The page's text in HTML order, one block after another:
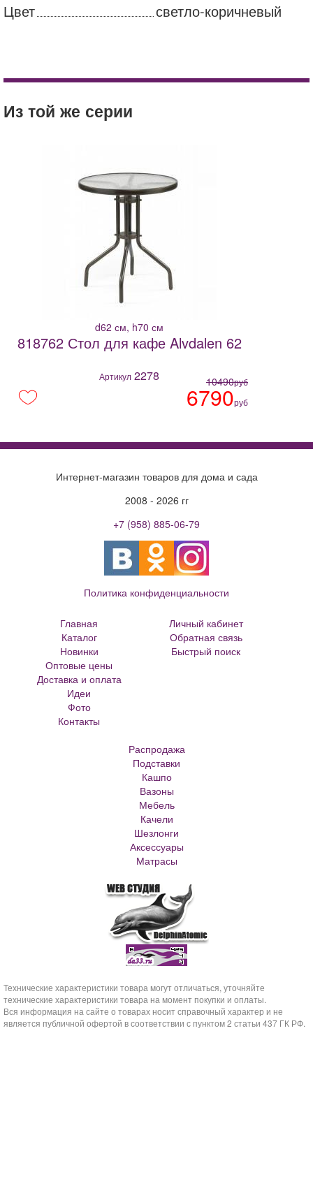
Цвет
светло-коричневый
Матрас Askona Terapia Avanta
Из той же серии
d62 см, h70 см
818762 Стол для кафе Alvdalen 62
Артикул 2278 10490руб
6790руб
Интернет-магазин товаров для дома и сада
2008 - 2026 гг
+7 (958) 885-06-79
Политика конфиденциальности
Главная
Каталог
Новинки
Оптовые цены
Доставка и оплата
Идеи
Фото
Контакты
Личный кабинет
Обратная связь
Быстрый поиск
Кашпо из ротанга
Матрасы Аскона
Кашпо металлическое
Кашпо для елки
Кашпо с самоливом
Кашпо с автополивом
Распродажа
Подставки
Кашпо
Вазоны
Мебель
Качели
Шезлонги
Аксессуары
Матрасы
Технические характеристики товара могут отличаться, уточняйте
технические характеристики товара на момент покупки и оплаты.
Вся информация на сайте о товарах носит справочный характер и не
является публичной офертой в соответствии с пунктом 2 статьи 437 ГК РФ.